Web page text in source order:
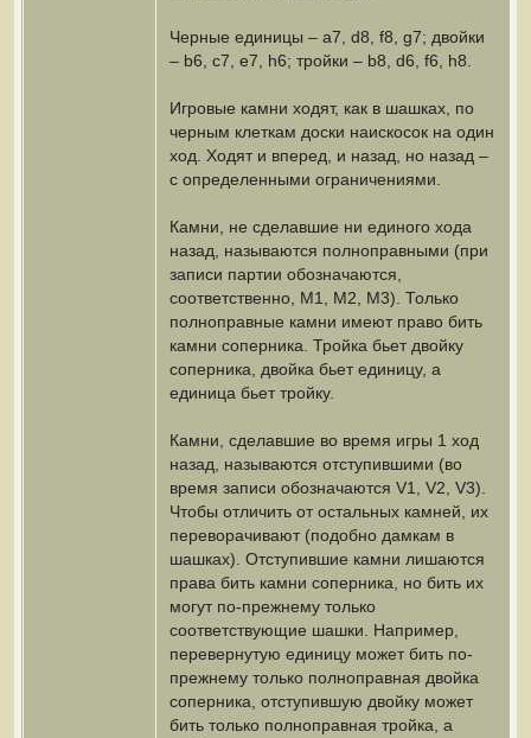
Черные единицы – a7, d8, f8, g7; двойки
– b6, c7, e7, h6; тройки – b8, d6, f6, h8.
Игровые камни ходят, как в шашках, по
черным клеткам доски наискосок на один
ход. Ходят и вперед, и назад, но назад –
с определенными ограничениями.
Камни, не сделавшие ни единого хода
назад, называются полноправными (при
записи партии обозначаются,
соответственно, М1, М2, М3). Только
полноправные камни имеют право бить
камни соперника. Тройка бьет двойку
соперника, двойка бьет единицу, а
единица бьет тройку.
Камни, сделавшие во время игры 1 ход
назад, называются отступившими (во
время записи обозначаются V1, V2, V3).
Чтобы отличить от остальных камней, их
переворачивают (подобно дамкам в
шашках). Отступившие камни лишаются
права бить камни соперника, но бить их
могут по-прежнему только
соответствующие шашки. Например,
перевернутую единицу может бить по-
прежнему только полноправная двойка
соперника, отступившую двойку может
бить только полноправная тройка, а